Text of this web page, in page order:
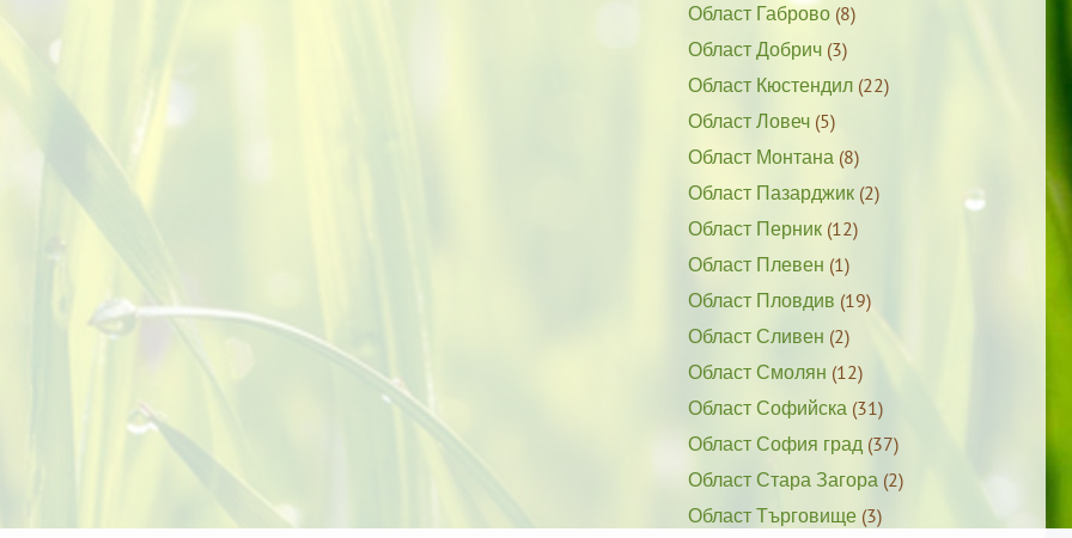
Област Габрово (8)
Област Добрич (3)
Област Кюстендил (22)
Област Ловеч (5)
Област Монтана (8)
Област Пазарджик (2)
Област Перник (12)
Област Плевен (1)
Област Пловдив (19)
Област Сливен (2)
Област Смолян (12)
Област Софийска (31)
Област София град (37)
Област Стара Загора (2)
Област Търговище (3)